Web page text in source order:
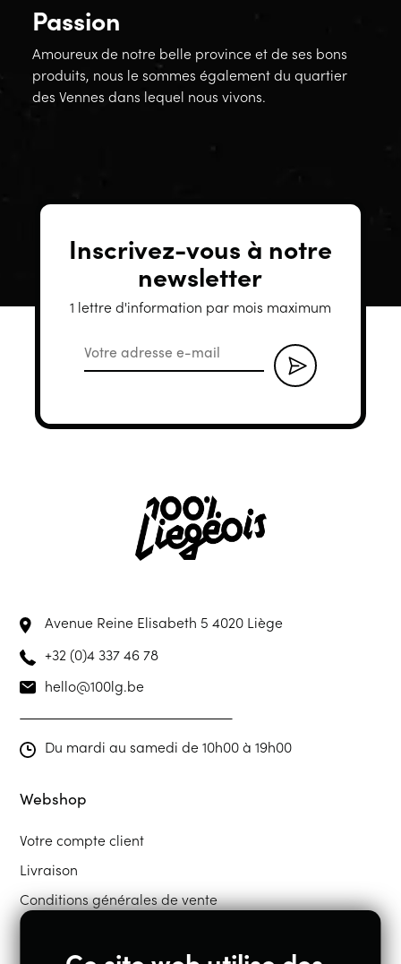
Passion
Amoureux de notre belle province et de ses bons
produits, nous le sommes également du quartier
des Vennes dans lequel nous vivons.
Inscrivez-vous à notre
newsletter
1 lettre d'information par mois maximum
Avenue Reine Elisabeth 54020 Liège
+32 (0)4 337 46 78
hello@100lg.be
Du mardi au samedi de 10h00 à 19h00
Webshop
Votre compte client
Livraison
Conditions générales de vente
Restons en contact